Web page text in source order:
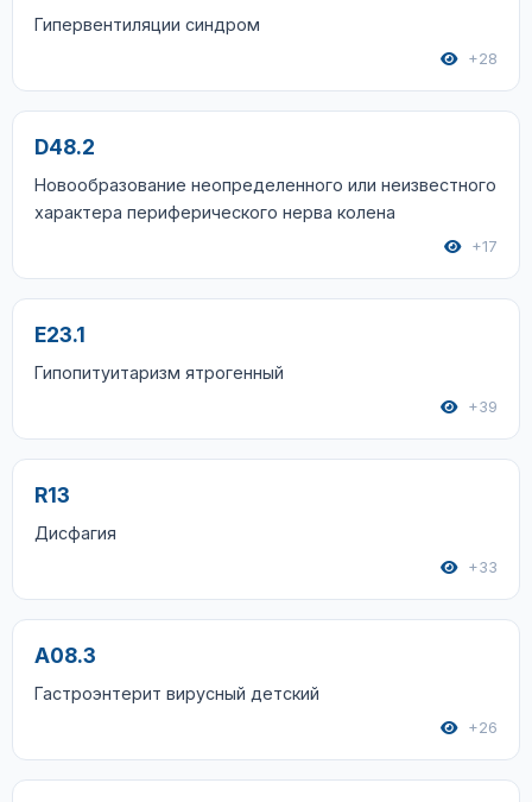
Гипервентиляции синдром
+28
D48.2
Новообразование неопределенного или неизвестного
характера периферического нерва колена
+17
E23.1
Гипопитуитаризм ятрогенный
+39
R13
Дисфагия
+33
A08.3
Гастроэнтерит вирусный детский
+26